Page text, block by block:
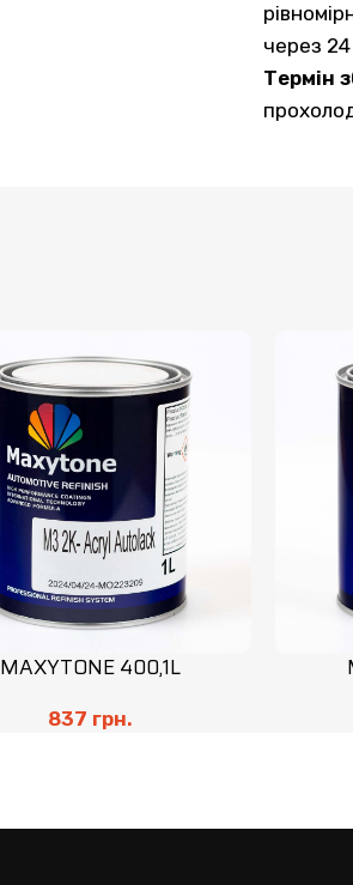
через
Термін
MAXYTONE 400,1L
837 грн.